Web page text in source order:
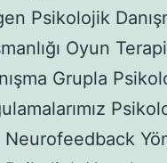
Psikolojik
Oyun
Grupla
Neurofeedback